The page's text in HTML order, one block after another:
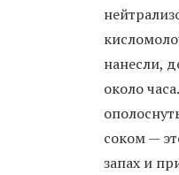
нанесли,
около
соком —
запах и